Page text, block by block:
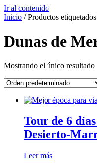
Ir al contenido
Inicio / Productos
Dunas de
Mostrando el único resultado
Tour de 6
Desierto-
Leer más